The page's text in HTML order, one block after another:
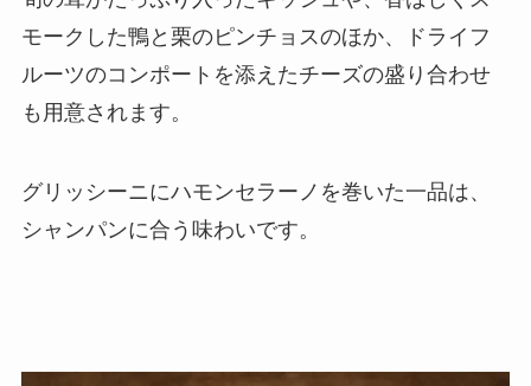
モークした鴨と栗のピンチョスのほか、ドライフ
ルーツのコンポートを添えたチーズの盛り合わせ
も用意されます。
グリッシーニにハモンセラーノを巻いた一品は、
シャンパンに合う味わいです。